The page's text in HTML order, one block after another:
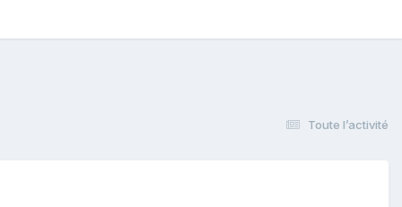
Toute l’activité